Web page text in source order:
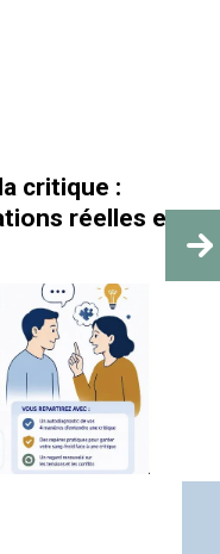
critique :
réelles en